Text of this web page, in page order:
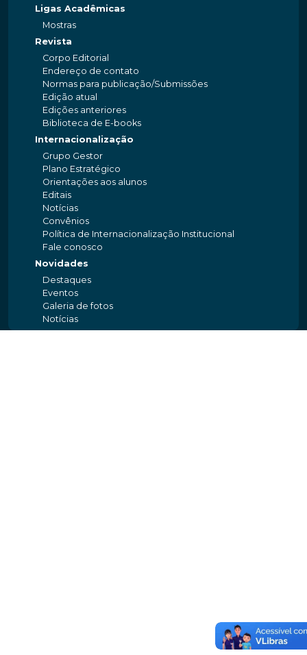
Ligas Acadêmicas
Mostras
Revista
Corpo Editorial
Endereço de contato
Normas para publicação/Submissões
Edição atual
Edições anteriores
Biblioteca de E-books
Internacionalização
Grupo Gestor
Plano Estratégico
Orientações aos alunos
Editais
Notícias
Convênios
Política de Internacionalização Institucional
Fale conosco
Novidades
Destaques
Eventos
Galeria de fotos
Notícias